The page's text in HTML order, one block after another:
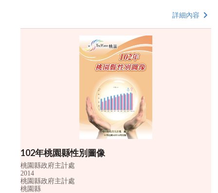
詳細內容
102年桃園縣性別圖像
桃園縣政府主計處
2014
桃園縣政府主計處
桃園縣